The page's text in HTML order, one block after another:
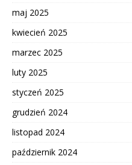
maj 2025
kwiecień 2025
marzec 2025
luty 2025
styczeń 2025
grudzień 2024
listopad 2024
październik 2024